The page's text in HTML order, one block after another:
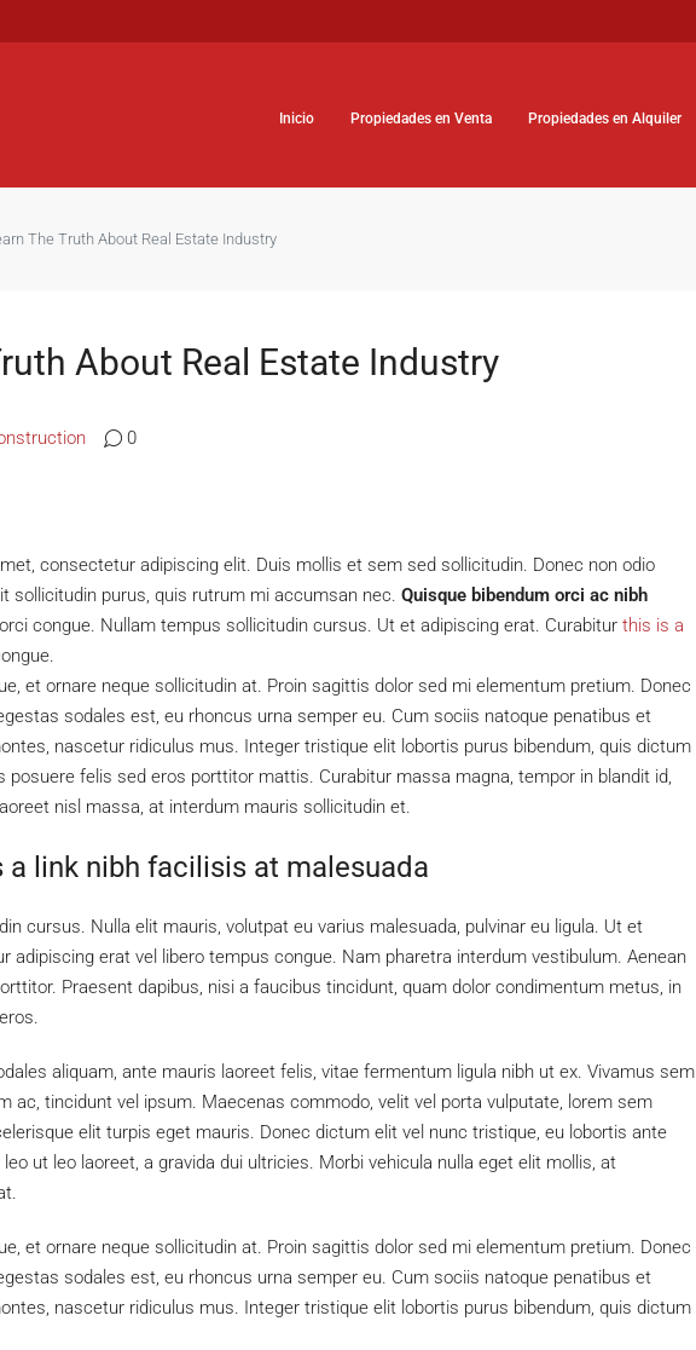
Inicio Propiedades en Venta Propiedades en Alquiler
The Truth About Real Estate Industry
About Real Estate Industry
0
consectetur adipiscing elit. Duis mollis et sem sed sollicitudin. Donec non odio
sollicitudin purus, quis rutrum mi accumsan nec. Quisque bibendum orci ac nibh
congue. Nullam tempus sollicitudin cursus. Ut et adipiscing erat. Curabitur this is a
et ornare neque sollicitudin at. Proin sagittis dolor sed mi elementum pretium. Donec
sodales est, eu rhoncus urna semper eu. Cum sociis natoque penatibus et
nascetur ridiculus mus. Integer tristique elit lobortis purus bibendum, quis dictum
posuere felis sed eros porttitor mattis. Curabitur massa magna, tempor in blandit id,
nisl massa, at interdum mauris sollicitudin et.
a link nibh facilisis at malesuada
cursus. Nulla elit mauris, volutpat eu varius malesuada, pulvinar eu ligula. Ut et
adipiscing erat vel libero tempus congue. Nam pharetra interdum vestibulum. Aenean
Praesent dapibus, nisi a faucibus tincidunt, quam dolor condimentum metus, in
aliquam, ante mauris laoreet felis, vitae fermentum ligula nibh ut ex. Vivamus sem
ac, tincidunt vel ipsum. Maecenas commodo, velit vel porta vulputate, lorem sem
elit turpis eget mauris. Donec dictum elit vel nunc tristique, eu lobortis ante
ut leo laoreet, a gravida dui ultricies. Morbi vehicula nulla eget elit mollis, at
et ornare neque sollicitudin at. Proin sagittis dolor sed mi elementum pretium. Donec
sodales est, eu rhoncus urna semper eu. Cum sociis natoque penatibus et
nascetur ridiculus mus. Integer tristique elit lobortis purus bibendum, quis dictum